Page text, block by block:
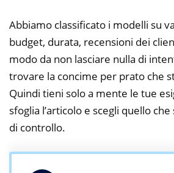
Abbiamo classificato i modelli su
budget, durata, recensioni dei
modo da non lasciare nulla di
trovare la concime per prato che
Quindi tieni solo a mente le tue
sfoglia l’articolo e scegli quello
di controllo.